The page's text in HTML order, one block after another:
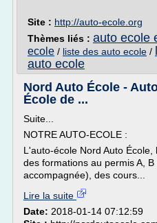
Site : http://auto-ecole.org
Thèmes liés : auto ecole
ecole / liste des auto ecole /
auto ecole
Nord Auto École -
École de ...
Suite...
NOTRE AUTO-ECOLE :
L'auto-école Nord Auto
des formations au permis A,
accompagnée), des cours...
Lire la suite
Date: 2018-01-14 07:12:59